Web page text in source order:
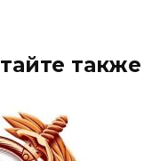
также